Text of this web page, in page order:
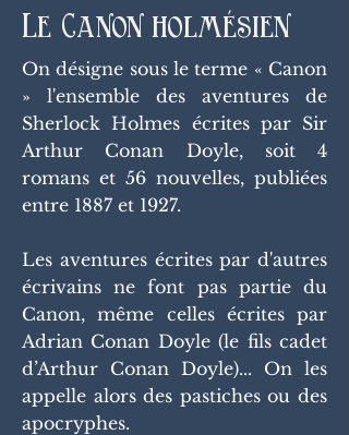
Le Canon holmésien
On désigne sous le terme « Canon
» l'ensemble des aventures de
Sherlock Holmes écrites par Sir
Arthur Conan Doyle, soit 4
romans et 56 nouvelles, publiées
entre 1887 et 1927.
Les aventures écrites par d'autres
écrivains ne font pas partie du
Canon, même celles écrites par
Adrian Conan Doyle (le fils cadet
d’Arthur Conan Doyle)... On les
appelle alors des pastiches ou des
apocryphes.